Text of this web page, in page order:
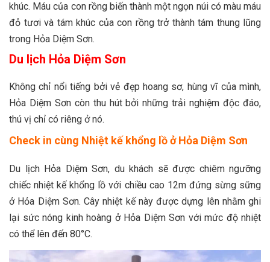
khúc. Máu của con rồng biến thành một ngọn núi có màu máu
đỏ tươi và tám khúc của con rồng trở thành tám thung lũng
trong Hỏa Diệm Sơn.
Du lịch Hỏa Diệm Sơn
Không chỉ nổi tiếng bởi vẻ đẹp hoang sơ, hùng vĩ của mình,
Hỏa Diệm Sơn còn thu hút bởi những trải nghiệm độc đáo,
thú vị chỉ có riêng ở nó.
Check in cùng Nhiệt kế khổng lồ ở Hỏa Diệm Sơn
Du lịch Hỏa Diệm Sơn, du khách sẽ được chiêm ngưỡng
chiếc nhiệt kế khổng lồ với chiều cao 12m đứng sừng sững
ở Hỏa Diệm Sơn. Cây nhiệt kế này được dựng lên nhằm ghi
lại sức nóng kinh hoàng ở Hỏa Diệm Sơn với mức độ nhiệt
có thể lên đến 80°C.